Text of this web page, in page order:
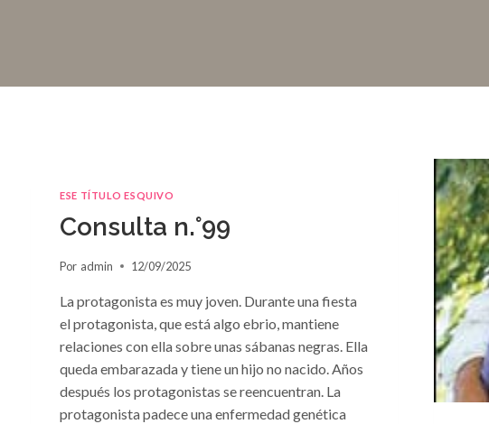
ESE TÍTULO ESQUIVO
Consulta n.°99
Por admin 12/09/2025
La protagonista es muy joven. Durante una fiesta
el protagonista, que está algo ebrio, mantiene
relaciones con ella sobre unas sábanas negras. Ella
queda embarazada y tiene un hijo no nacido. Años
después los protagonistas se reencuentran. La
protagonista padece una enfermedad genética